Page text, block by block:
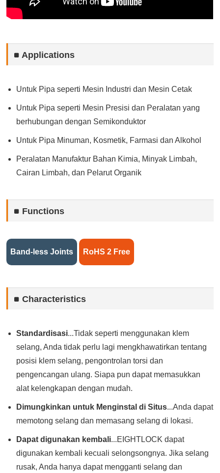
Applications
Untuk Pipa seperti Mesin Industri dan Mesin Cetak
Untuk Pipa seperti Mesin Presisi dan Peralatan yang
berhubungan dengan Semikonduktor
Untuk Pipa Minuman, Kosmetik, Farmasi dan Alkohol
Peralatan Manufaktur Bahan Kimia, Minyak Limbah,
Cairan Limbah, dan Pelarut Organik
Functions
Band-less Joints RoHS 2 Free
Characteristics
Standardisasi...Tidak seperti menggunakan klem
selang, Anda tidak perlu lagi mengkhawatirkan tentang
posisi klem selang, pengontrolan torsi dan
pengencangan ulang. Siapa pun dapat memasukkan
alat kelengkapan dengan mudah.
Dimungkinkan untuk Menginstal di Situs...Anda dapat
memotong selang dan memasang selang di lokasi.
Dapat digunakan kembali...EIGHTLOCK dapat
digunakan kembali kecuali selongsongnya. Jika selang
rusak, Anda hanya dapat mengganti selang dan